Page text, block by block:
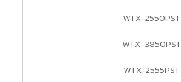
WTX-2550PST
WTX-3850PST
WTX-2555PST